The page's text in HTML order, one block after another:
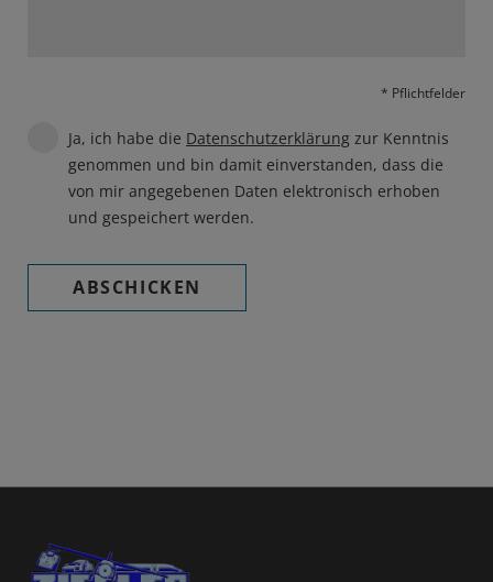
* Pflichtfelder
Ja, ich habe die Datenschutzerklärung zur Kenntnis
genommen und bin damit einverstanden, dass die
von mir angegebenen Daten elektronisch erhoben
und gespeichert werden.
ABSCHICKEN